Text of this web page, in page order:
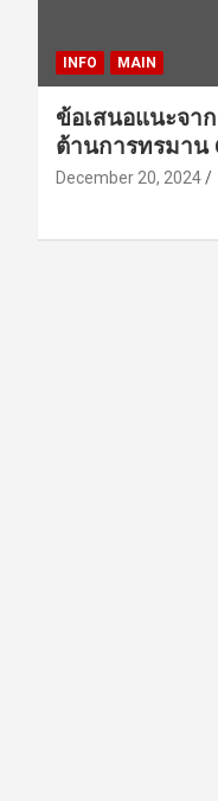
INFO MAIN
ข้อเสนอแนะจา
ต้านการทรมาน
December 20, 2024